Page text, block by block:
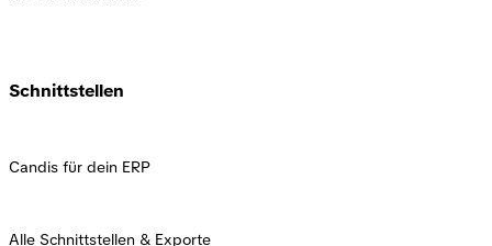
Schnittstellen
Candis für dein ERP
Alle Schnittstellen & Exporte